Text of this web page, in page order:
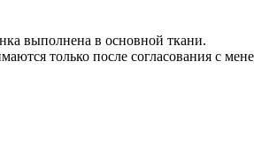
выполнена в основной ткани.
только после согласования с